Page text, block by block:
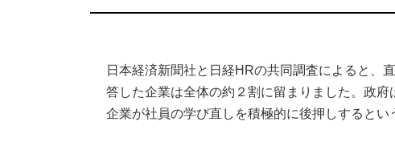
日本経済新聞社と日経HRの共同調査によると、
答した企業は全体の約２割に留まりました。政
企業が社員の学び直しを積極的に後押しするとい